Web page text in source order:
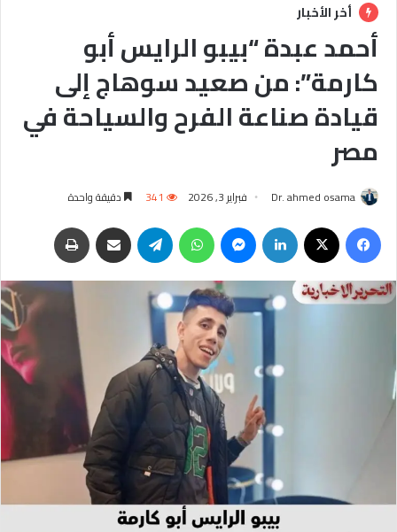
أخر الأخبار
أحمد عبدة “بيبو الرايس أبو
كارمة”: من صعيد سوهاج إلى
قيادة صناعة الفرح والسياحة في
مصر
Dr. ahmed osama فبراير 3, 2026 341 دقيقة واحدة